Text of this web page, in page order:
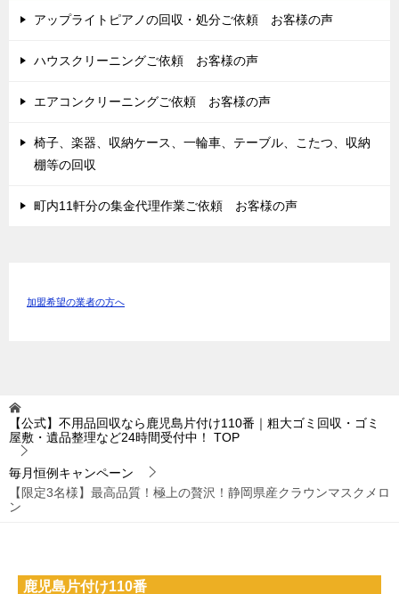
アップライトピアノの回収・処分ご依頼 お客様の声
ハウスクリーニングご依頼 お客様の声
エアコンクリーニングご依頼 お客様の声
椅子、楽器、収納ケース、一輪車、テーブル、こたつ、収納
棚等の回収
町内11軒分の集金代理作業ご依頼 お客様の声
加盟希望の業者の方へ
【公式】不用品回収なら鹿児島片付け110番｜粗大ゴミ回収・ゴミ
屋敷・遺品整理など24時間受付中！
TOP
毎月恒例キャンペーン
【限定3名様】最高品質！極上の贅沢！静岡県産クラウンマスクメロ
ン
鹿児島片付け110番